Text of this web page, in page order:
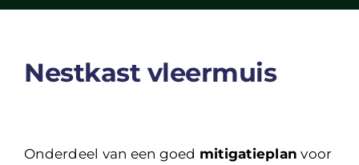
Nestkast vleermuis
Onderdeel van een goed mitigatieplan voor